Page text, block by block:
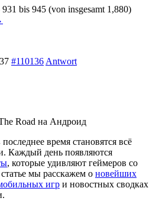
bis 945 (von insgesamt 1,880)
#110136 Antwort
Road на Андроид
последнее время становятся всё
Каждый день появляются
, которые удивляют геймеров со
мы расскажем о новейших
игр и новостных сводках